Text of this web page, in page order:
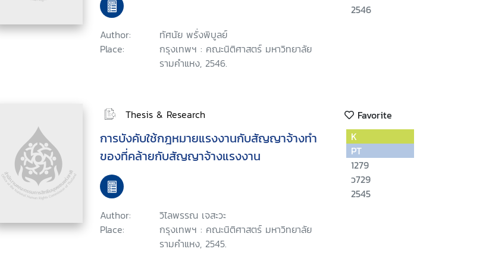
Author:
ทัศนัย พรั่งพิบูลย์
Place:
กรุงเทพฯ : คณะนิติศาสตร์ มหาวิทยาลัย
รามคำแหง, 2546.
2546
Thesis & Research Favorite
การบังคับใช้กฎหมายแรงงานกับสัญญาจ้างทำ
ของที่คล้ายกับสัญญาจ้างแรงงาน
Author:
วิไลพรรณ เจสะวะ
Place:
กรุงเทพฯ : คณะนิติศาสตร์ มหาวิทยาลัย
รามคำแหง, 2545.
K
PT
1279
ว729
2545